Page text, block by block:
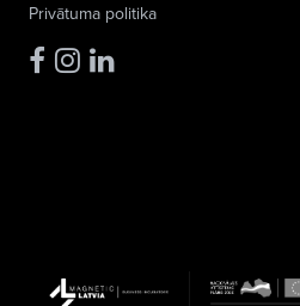
Privātuma politika